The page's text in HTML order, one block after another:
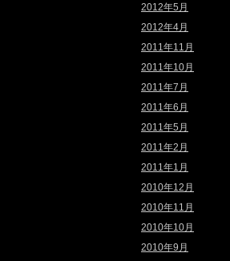
2012年5月
2012年4月
2011年11月
2011年10月
2011年7月
2011年6月
2011年5月
2011年2月
2011年1月
2010年12月
2010年11月
2010年10月
2010年9月